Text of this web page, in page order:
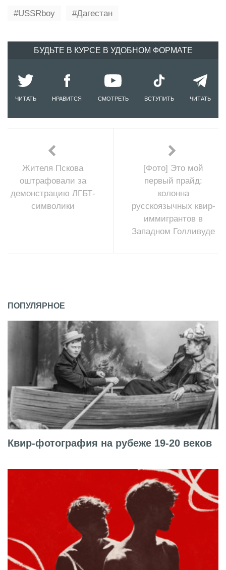
USSRboy
Дагестан
БУДЬТЕ В КУРСЕ В УДОБНОМ ФОРМАТЕ
ЧИТАТЬ НРАВИТСЯ СМОТРЕТЬ ВСТУПИТЬ ЧИТАТЬ
Жителя Пскова
оштрафовали за
демонстрацию ЛГБТ-
символики
[Фото] Это мой
первый прайд:
колонна
русскоязычных квир-
иммигрантов в
Западном Голливуде
ПОПУЛЯРНОЕ
Квир-фотография на рубеже 19-20 веков